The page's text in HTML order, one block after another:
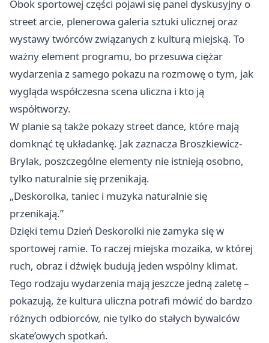
Obok sportowej części pojawi się panel dyskusyjny o
street arcie, plenerowa galeria sztuki ulicznej oraz
wystawy twórców związanych z kulturą miejską. To
ważny element programu, bo przesuwa ciężar
wydarzenia z samego pokazu na rozmowę o tym, jak
wygląda współczesna scena uliczna i kto ją
współtworzy.
W planie są także pokazy street dance, które mają
domknąć tę układankę. Jak zaznacza Broszkiewicz-
Brylak, poszczególne elementy nie istnieją osobno,
tylko naturalnie się przenikają.
„Deskorolka, taniec i muzyka naturalnie się
przenikają.”
Dzięki temu Dzień Deskorolki nie zamyka się w
sportowej ramie. To raczej miejska mozaika, w której
ruch, obraz i dźwięk budują jeden wspólny klimat.
Tego rodzaju wydarzenia mają jeszcze jedną zaletę –
pokazują, że kultura uliczna potrafi mówić do bardzo
różnych odbiorców, nie tylko do stałych bywalców
skate’owych spotkań.